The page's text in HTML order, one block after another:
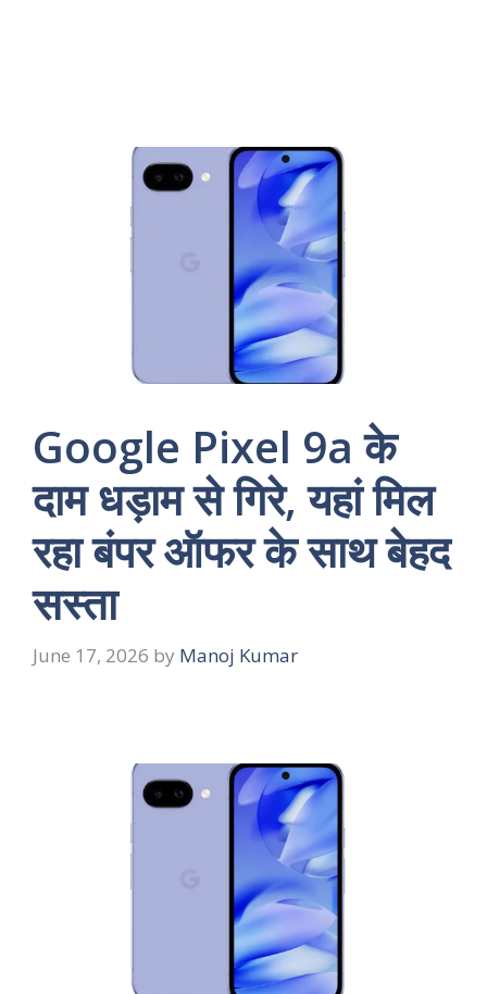
Google Pixel 9a के
दाम धड़ाम से गिरे, यहां मिल
रहा बंपर ऑफर के साथ बेहद
सस्ता
June 17, 2026 by Manoj Kumar